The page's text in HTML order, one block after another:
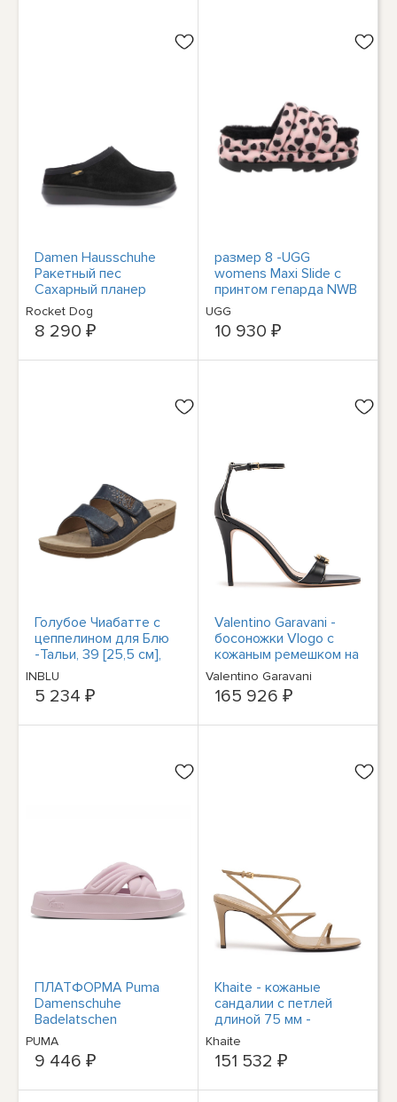
Damen Hausschuhe
Ракетный пес
Сахарный планер
Wildleder Pantolette
Slipper в Шварце
Rocket Dog
8 290 ₽
размер 8 -UGG
womens Maxi Slide с
принтом гепарда NWB
UGG
10 930 ₽
Голубое Чиабатте с
цеппелином для Блю
-Тальи, 39 [25,5 см],
Белое Донна Чиабатте
INBLU
5 234 ₽
Valentino Garavani -
босоножки Vlogo с
кожаным ремешком на
щиколотке длиной
100 мм - Черный/
слоновая кость
Valentino Garavani
165 926 ₽
ПЛАТФОРМА Puma
Damenschuhe
Badelatschen
40034005 LEADCAT
Rosa
PUMA
9 446 ₽
Khaite - кожаные
сандалии с петлей
длиной 75 мм -
телесного цвета
Khaite
151 532 ₽